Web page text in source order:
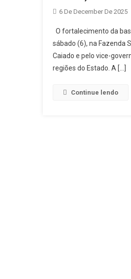
6 De December De 2025
O fortalecimento da
sábado (6), na Fazenda
Caiado e pelo vice-
regiões do Estado. A […]
Continue lendo